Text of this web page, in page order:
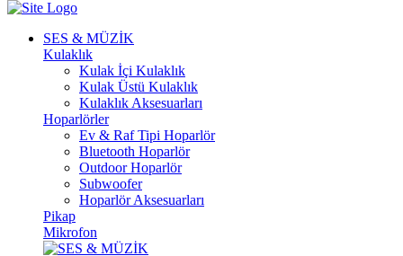
SES & MÜZİK
Kulaklık
Kulak İçi Kulaklık
Kulak Üstü Kulaklık
Kulaklık Aksesuarları
Hoparlörler
Ev & Raf Tipi Hoparlör
Bluetooth Hoparlör
Outdoor Hoparlör
Subwoofer
Hoparlör Aksesuarları
Pikap
Mikrofon